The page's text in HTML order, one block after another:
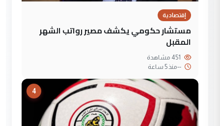
إقتصادية
مستشار حكومي يكشف مصير رواتب الشهر
المقبل
--منذ 5 ساعة
4